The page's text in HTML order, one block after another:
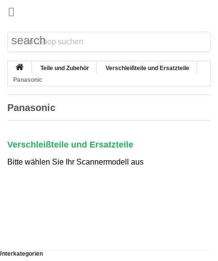

search
Teile und Zubehör
Verschleißteile und Ersatzteile
Panasonic
Panasonic
Verschleißteile und Ersatzteile
Bitte wählen Sie Ihr Scannermodell aus